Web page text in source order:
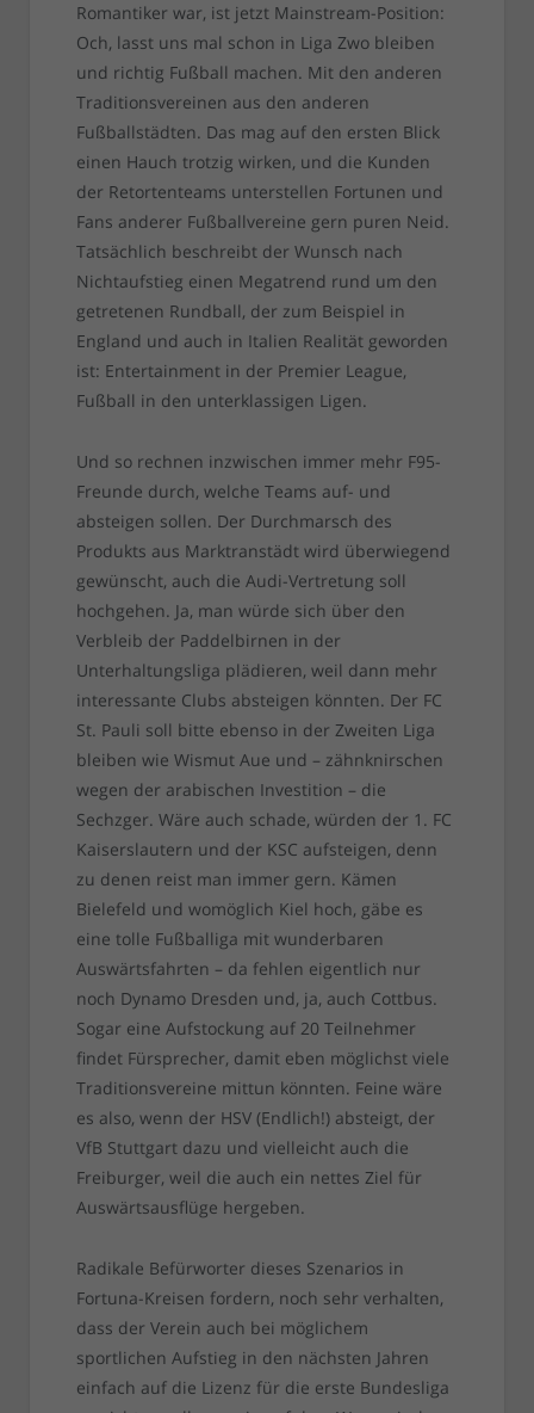
Romantiker war, ist jetzt Mainstream-Position:
Och, lasst uns mal schon in Liga Zwo bleiben
und richtig Fußball machen. Mit den anderen
Traditionsvereinen aus den anderen
Fußballstädten. Das mag auf den ersten Blick
einen Hauch trotzig wirken, und die Kunden
der Retortenteams unterstellen Fortunen und
Fans anderer Fußballvereine gern puren Neid.
Tatsächlich beschreibt der Wunsch nach
Nichtaufstieg einen Megatrend rund um den
getretenen Rundball, der zum Beispiel in
England und auch in Italien Realität geworden
ist: Entertainment in der Premier League,
Fußball in den unterklassigen Ligen.
Und so rechnen inzwischen immer mehr F95-
Freunde durch, welche Teams auf- und
absteigen sollen. Der Durchmarsch des
Produkts aus Marktranstädt wird überwiegend
gewünscht, auch die Audi-Vertretung soll
hochgehen. Ja, man würde sich über den
Verbleib der Paddelbirnen in der
Unterhaltungsliga plädieren, weil dann mehr
interessante Clubs absteigen könnten. Der FC
St. Pauli soll bitte ebenso in der Zweiten Liga
bleiben wie Wismut Aue und – zähnknirschen
wegen der arabischen Investition – die
Sechzger. Wäre auch schade, würden der 1. FC
Kaiserslautern und der KSC aufsteigen, denn
zu denen reist man immer gern. Kämen
Bielefeld und womöglich Kiel hoch, gäbe es
eine tolle Fußballiga mit wunderbaren
Auswärtsfahrten – da fehlen eigentlich nur
noch Dynamo Dresden und, ja, auch Cottbus.
Sogar eine Aufstockung auf 20 Teilnehmer
findet Fürsprecher, damit eben möglichst viele
Traditionsvereine mittun könnten. Feine wäre
es also, wenn der HSV (Endlich!) absteigt, der
VfB Stuttgart dazu und vielleicht auch die
Freiburger, weil die auch ein nettes Ziel für
Auswärtsausflüge hergeben.
Radikale Befürworter dieses Szenarios in
Fortuna-Kreisen fordern, noch sehr verhalten,
dass der Verein auch bei möglichem
sportlichen Aufstieg in den nächsten Jahren
einfach auf die Lizenz für die erste Bundesliga